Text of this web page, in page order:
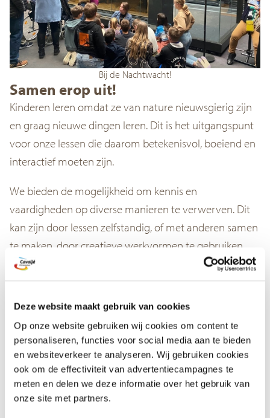
Deze website maakt gebruik van cookies
Op onze website gebruiken wij cookies om content te
personaliseren, functies voor social media aan te bieden
en websiteverkeer te analyseren. Wij gebruiken cookies
ook om de effectiviteit van advertentiecampagnes te
meten en delen we deze informatie over het gebruik van
onze site met partners.
Bij de Nachtwacht!
Samen erop uit!
Kinderen leren omdat ze van nature nieuwsgierig zijn
en graag nieuwe dingen leren. Dit is het uitgangspunt
voor onze lessen die daarom betekenisvol, boeiend en
interactief moeten zijn.
We bieden de mogelijkheid om kennis en
vaardigheden op diverse manieren te verwerven. Dit
kan zijn door lessen zelfstandig, of met anderen samen
te maken, door creatieve werkvormen te gebruiken,
een presentatie voor te bereiden, of zoals deze keer